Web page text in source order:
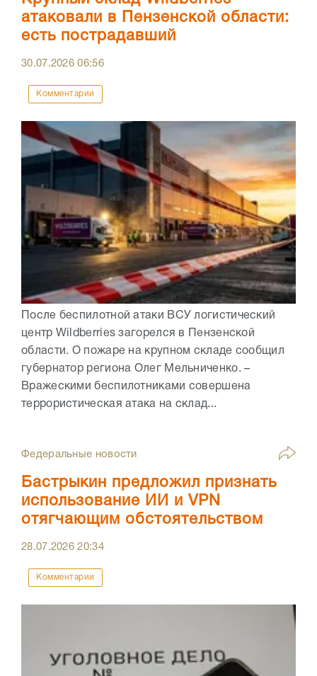
атаковали в Пензенской области:
есть пострадавший
30.07.202606:56
Комментарии
После беспилотной атаки ВСУ логистический
центр Wildberries загорелся в Пензенской
области. О пожаре на крупном складе сообщил
губернатор региона Олег Мельниченко. –
Вражескими беспилотниками совершена
террористическая атака на склад...
Федеральные новости
Бастрыкин предложил признать
использование ИИ и VPN
отягчающим обстоятельством
28.07.202620:34
Комментарии